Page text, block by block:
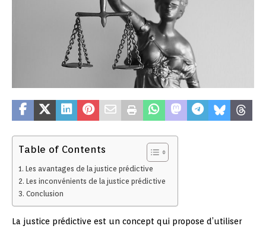
Table of Contents
Les avantages de la justice prédictive
Les inconvénients de la justice prédictive
Conclusion
La justice prédictive est un concept qui propose d’utiliser